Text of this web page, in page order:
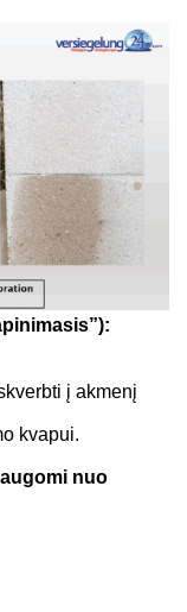
į akmenį
kvapui.
nuo